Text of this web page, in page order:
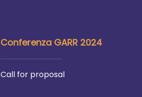
Conferenza GARR 2024
Call for proposal